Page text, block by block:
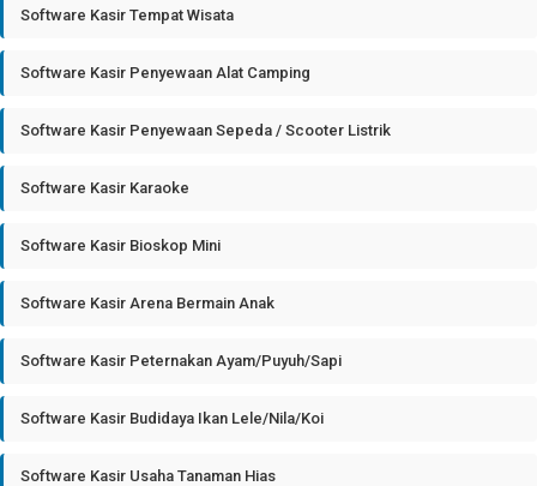
Software Kasir Tempat Wisata
Software Kasir Penyewaan Alat Camping
Software Kasir Penyewaan Sepeda / Scooter Listrik
Software Kasir Karaoke
Software Kasir Bioskop Mini
Software Kasir Arena Bermain Anak
Software Kasir Peternakan Ayam/Puyuh/Sapi
Software Kasir Budidaya Ikan Lele/Nila/Koi
Software Kasir Usaha Tanaman Hias